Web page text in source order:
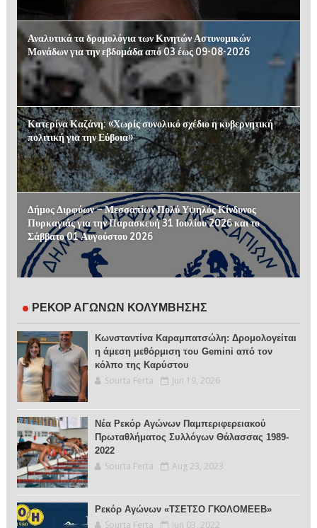
Αναλυτικά τα δρομολόγια των Κινητών Αστυνομικών
Μονάδων για την εβδομάδα από 03 έως 09-08-2026
Κατερίνα Καζάνη: «Χωρίς συνολικό σχέδιο η κυβερνητική
πολιτική για την Εύβοια»
Δήμος Διρφύων – Μεσσαπίων Πολύ Υψηλός Κίνδυνος
Πυρκαγιάς για την Παρασκευή 31 Ιουλίου 2026 και το
Σάββατο 01 Αυγούστου 2026
ΡΕΚΟΡ ΑΓΩΝΩΝ ΚΟΛΥΜΒΗΣΗΣ
Κωνσταντίνα Καραμπατσώλη: Δρομολογείται
η άμεση μεθόρμιση του Gemini από τον
κόλπο της Καρύστου
Sourta Ferta Jun 19, 2026
Νέα Ρεκόρ Αγώνων Παμπεριφερειακού
Πρωταθλήματος Συλλόγων Θάλασσας 1989-
2022
Sourta Ferta Aug 23, 2023
Ρεκόρ Αγώνων «ΤΣΕΤΣΟ ΓΚΟΛΟΜΕΕΒ»
Sourta Ferta Jun 03, 2022